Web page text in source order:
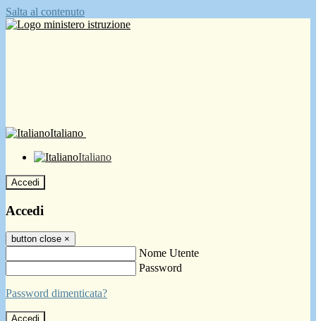
Salta al contenuto
Italiano
Italiano
Accedi
Accedi
button close ×
Nome Utente
Password
Password dimenticata?